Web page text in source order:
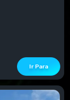
Ir Para